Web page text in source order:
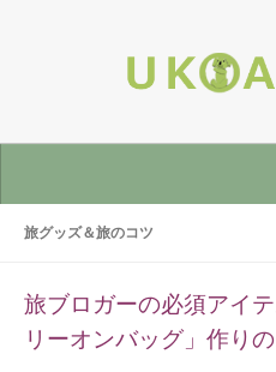
旅グッズ＆旅のコツ
旅ブロガーの必須アイ
リーオンバッグ」作り